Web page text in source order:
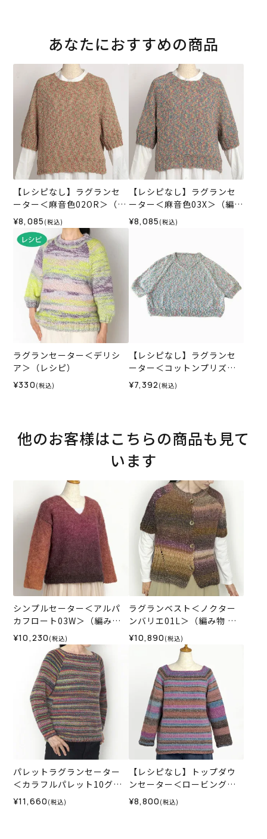
あなたにおすすめの商品
【レシピなし】ラグランセ
ーター＜麻音色02OR＞（編
み物 材料セット）
¥8,085 (税込)
【レシピなし】ラグランセ
ーター＜麻音色03X＞（編み
物 材料セット）
¥8,085 (税込)
ラグランセーター＜デリシ
ア＞（レシピ）
¥330 (税込)
【レシピなし】ラグランセ
ーター＜コットンプリズム0
3B＞（編み物 材料セット）
¥7,392 (税込)
他のお客様はこちらの商品も見て
います
シンプルセーター＜アルパ
カフロート03W＞（編み物
材料セット）
¥10,230 (税込)
ラグランベスト＜ノクター
ンバリエ01L＞（編み物 材
料セット）
¥10,890 (税込)
パレットラグランセーター
＜カラフルパレット10グラ
ン01R＞（編み物 材料セッ
ト）
¥11,660 (税込)
【レシピなし】トップダウ
ンセーター＜ロービングキ
ッス59P＞（編み物 材料セ
ット）
¥8,800 (税込)